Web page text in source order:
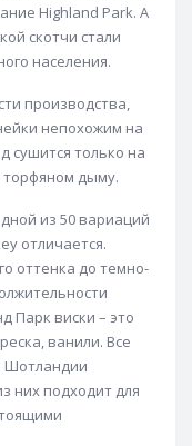
Crown Royal
15 лет
15 лет
лет
Highland Park. А
скотчи стали
населения.
производства,
непохожим на
сушится только на
торфяном дыму.
из 50 вариаций
отличается.
оттенка до темно-
Парк виски – это
ванили. Все
Шотландии
них подходит для